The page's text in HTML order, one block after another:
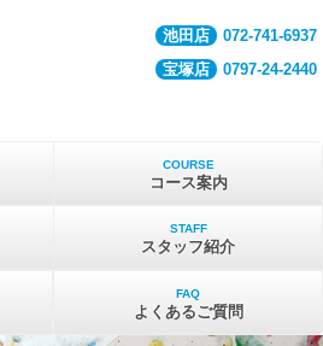
池田店
072-741-6937
宝塚店
0797-24-2440
COURSE
コース案内
STAFF
スタッフ紹介
FAQ
よくあるご質問